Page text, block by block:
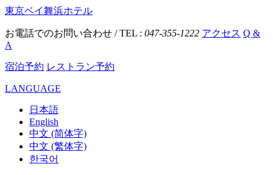
東京ベイ舞浜ホテル
お電話でのお問い合わせ / TEL : 047-355-1222 アクセス Q &
A
宿泊予約 レストラン予約
LANGUAGE
日本語
English
中文 (简体字)
中文 (繁体字)
한국어